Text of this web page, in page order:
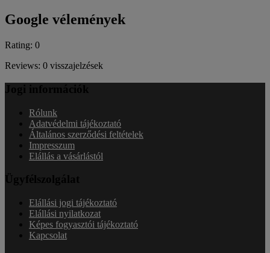
Google vélemények
Rating: 0
Reviews: 0 visszajelzések
Jogi információk
Rólunk
Adatvédelmi tájékoztató
Általános szerződési feltételek
Impresszum
Elállás a vásárlástól
Ügyfélszolgálat
Elállási jogi tájékoztató
Elállási nyilatkozat
Képes fogyasztói tájékoztató
Kapcsolat